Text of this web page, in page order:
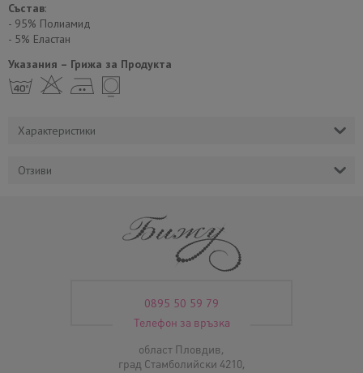
Състав:
- 95% Полиамид
- 5% Еластан
Указания – Грижа за Продукта
h H E Y
Характеристики
Отзиви
0895 50 59 79
Телефон за връзка
област Пловдив,
град Стамболийски 4210,